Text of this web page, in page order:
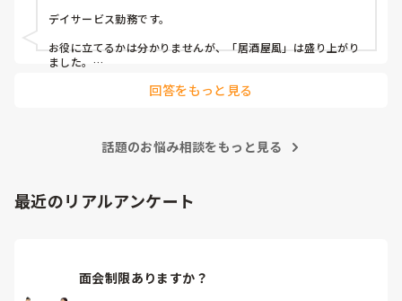
隔月： ランチのテイクアウトイベント
その他： 季節ごとの定期的な行事(運動会や七夕など)
きたなと感じており、新しく喜ばれるようなアイデアを探し
イベントをしている」「年〇回、こんな大型行事がある」
と嬉しいです。
デイサービス勤務です。
お役に立てるかは分かりませんが、「居酒屋風」は盛り上がり
ました。
回答をもっと見る
話題のお悩み相談をもっと見る
最近のリアルアンケート
面会制限ありますか？